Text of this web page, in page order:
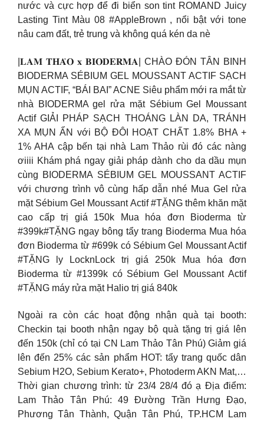
nước và cực hợp để đi biển son tint ROMAND Juicy
Lasting Tint Màu 08 #AppleBrown , nổi bật với tone
nâu cam đất, trẻ trung và không quá kén da nè
|𝐋𝐀𝐌 𝐓𝐇𝐀̉𝐎 𝐱 𝐁𝐈𝐎𝐃𝐄𝐑𝐌𝐀| CHÀO ĐÓN TÂN BINH
BIODERMA SÉBIUM GEL MOUSSANT ACTIF SẠCH
MỤN ACTIF, “BÁI BAI” ACNE Siêu phẩm mới ra mắt từ
nhà BIODERMA gel rửa mặt Sébium Gel Moussant
Actif GIẢI PHÁP SẠCH THOÁNG LÀN DA, TRÁNH
XA MỤN ẨN với BỘ ĐÔI HOẠT CHẤT 1.8% BHA +
1% AHA cập bến tại nhà Lam Thảo rùi đó các nàng
ơiiii Khám phá ngay giải pháp dành cho da dầu mụn
cùng BIODERMA SÉBIUM GEL MOUSSANT ACTIF
với chương trình vô cùng hấp dẫn nhé Mua Gel rửa
mặt Sébium Gel Moussant Actif #TẶNG thêm khăn mặt
cao cấp trị giá 150k Mua hóa đơn Bioderma từ
#399k#TẶNG ngay bông tẩy trang Bioderma Mua hóa
đơn Bioderma từ #699k có Sébium Gel Moussant Actif
#TẶNG ly LocknLock trị giá 250k Mua hóa đơn
Bioderma từ #1399k có Sébium Gel Moussant Actif
#TẶNG máy rửa mặt Halio trị giá 840k
Ngoài ra còn các hoạt động nhận quà tại booth:
Checkin tại booth nhận ngay bộ quà tặng trị giá lên
đến 150k (chỉ có tại CN Lam Thảo Tân Phú) Giảm giá
lên đến 25% các sản phẩm HOT: tẩy trang quốc dân
Sebium H2O, Sebium Kerato+, Photoderm AKN Mat,…
Thời gian chương trình: từ 23/4 28/4 đó ạ Địa điểm:
Lam Thảo Tân Phú: 49 Đường Trần Hưng Đạo,
Phương Tân Thành, Quận Tân Phú, TP.HCM Lam